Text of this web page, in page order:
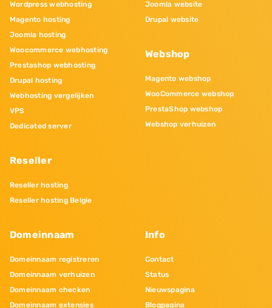
Wordpress webhosting
Magento hosting
Joomla hosting
Woocommerce webhosting
Prestashop webhosting
Drupal hosting
Webhosting vergelijken
VPS
Dedicated server
Reseller
Reseller hosting
Reseller hosting Belgie
Joomla website
Drupal website
Webshop
Magento webshop
WooCommerce webshop
PrestaShop webshop
Webshop verhuizen
Domeinnaam
Domeinnaam registreren
Domeinnaam verhuizen
Domeinnaam checken
Domeinnaam extensies
Info
Contact
Status
Nieuwspagina
Blogpagina